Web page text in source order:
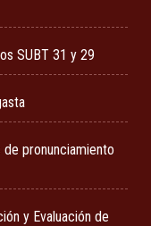
SUBT 31 y 29
de pronunciamiento
y Evaluación de